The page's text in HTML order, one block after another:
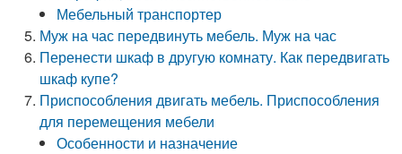
Мебельный транспортер
Муж на час передвинуть мебель. Муж на час
Перенести шкаф в другую комнату. Как передвигать
шкаф купе?
Приспособления двигать мебель. Приспособления
для перемещения мебели
Особенности и назначение